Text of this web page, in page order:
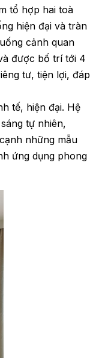
tổ hợp hai toà
hiện đại và tràn
cảnh quan
được bố trí tới 4
tư, tiện lợi, đáp
tế, hiện đại. Hệ
tự nhiên,
những mẫu
ứng dụng phong